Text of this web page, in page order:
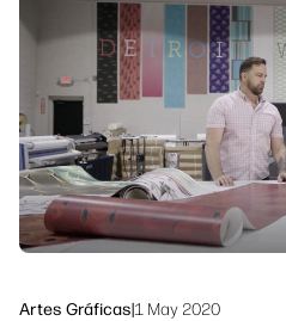
Síguenos
linkedIn
Soluciones de flujo de trabajo
Sostenibilidad
Artes Gráficas|1 May 2020